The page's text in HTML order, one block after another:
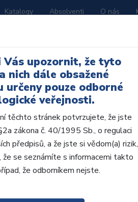
Katalogy Absolventi O nás
frontální D
velmi estetické pryskyřičné
Díky použití speciální pryskyřice
Vás upozornit, že tyto
nich dále obsažené
určeny pouze odborné
veřejnosti.
těchto stránek potvrzujete, že jste
zákona č. 40/1995 Sb., o regulaci
předpisů, a že jste si vědom(a) rizik,
se seznámíte s informacemi takto
že odborníkem nejste.